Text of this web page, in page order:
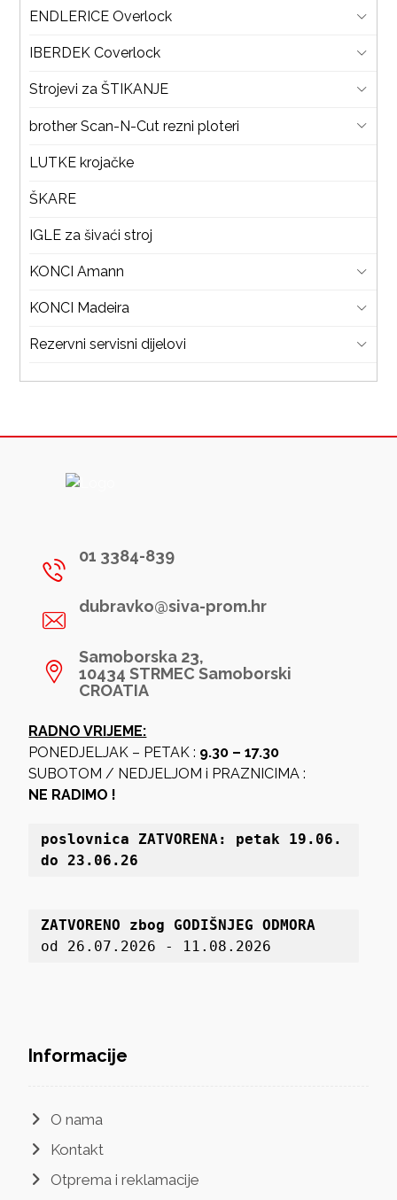
ENDLERICE Overlock
IBERDEK Coverlock
Strojevi za ŠTIKANJE
brother Scan-N-Cut rezni ploteri
LUTKE krojačke
ŠKARE
IGLE za šivaći stroj
KONCI Amann
KONCI Madeira
Rezervni servisni dijelovi
01 3384-839
dubravko@siva-prom.hr
Samoborska 23,
10434 STRMEC Samoborski
CROATIA
RADNO VRIJEME:
PONEDJELJAK – PETAK : 9.30 – 17.30
SUBOTOM / NEDJELJOM i PRAZNICIMA :
NE RADIMO !
poslovnica ZATVORENA: petak 19 .06.
do 23.06.26
ZATVORENO zbog GODIŠNJEG ODMORA
od 26.07.2026 - 11.08.2026
Informacije
O nama
Kontakt
Otprema i reklamacije